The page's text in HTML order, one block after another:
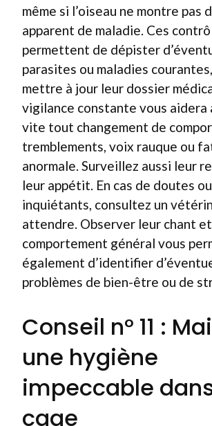
même si l’oiseau ne montre pas
apparent de maladie. Ces
permettent de dépister
parasites ou maladies
mettre à jour leur dossier
vigilance constante vous aidera
vite tout changement de
tremblements, voix rauque ou
anormale. Surveillez aussi leur
leur appétit. En cas de doutes
inquiétants, consultez un
attendre. Observer leur chant
comportement général vous
également d’identifier
problèmes de bien-être ou de
Conseil n° 11 :
une hygiène
impeccable
cage